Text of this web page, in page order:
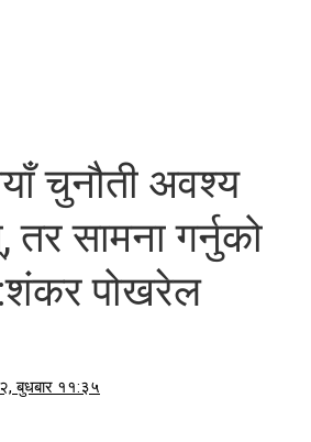
चुनौती अवश्य
सामना गर्नुको
पोखरेल
बुधबार ११:३५